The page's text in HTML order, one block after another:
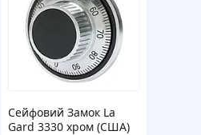
Сейфовий Замок La
Gard 3330 хром (США)